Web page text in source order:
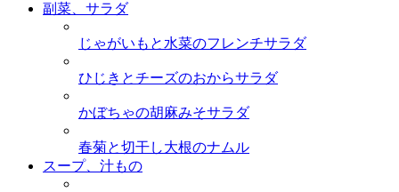
副菜、サラダ
じゃがいもと水菜のフレンチサラダ
ひじきとチーズのおからサラダ
かぼちゃの胡麻みそサラダ
春菊と切干し大根のナムル
スープ、汁もの